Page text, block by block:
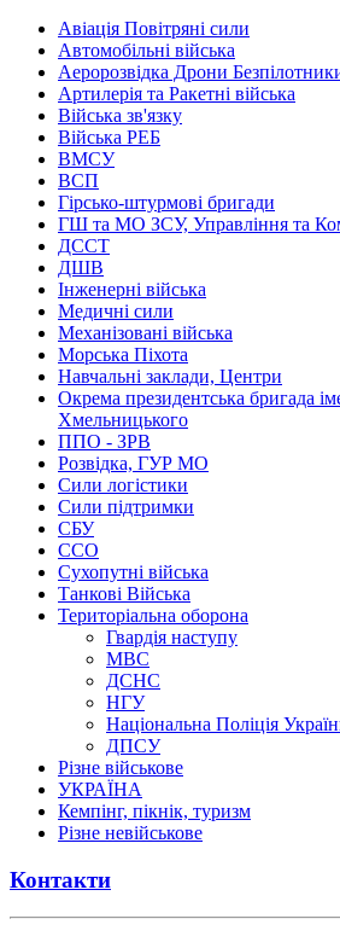
Авіація Повітряні сили
Автомобільні війська
Аеророзвідка Дрони
Артилерія та Ракетні війська
Війська зв'язку
Війська РЕБ
ВМСУ
ВСП
Гірсько-штурмові бригади
ГШ та МО ЗСУ, Управління та
ДССТ
ДШВ
Інженерні війська
Медичні сили
Механізовані війська
Морська Піхота
Навчальні заклади, Центри
Окрема президентська бригада
Хмельницького
ППО - ЗРВ
Розвідка, ГУР МО
Сили логістики
Сили підтримки
СБУ
ССО
Сухопутні війська
Танкові Війська
Територіальна оборона
Гвардія наступу
МВС
ДСНС
НГУ
Національна Поліція
ДПСУ
Різне військове
УКРАЇНА
Кемпінг, пікнік, туризм
Різне невійськове
Контакти